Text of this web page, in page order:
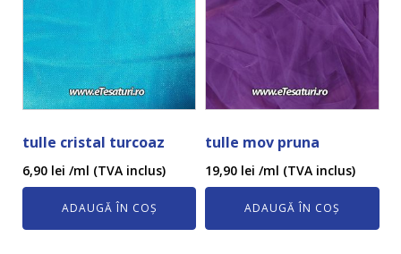
tulle cristal turcoaz
6,90 lei /ml (TVA inclus)
ADAUGĂ ÎN COȘ
tulle mov pruna
19,90 lei /ml (TVA inclus)
ADAUGĂ ÎN COȘ